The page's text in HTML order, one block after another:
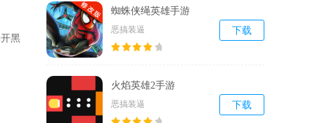
黑
蜘蛛侠绳英雄手游
恶搞装逼 下载
火焰英雄2手游
恶搞装逼 下载